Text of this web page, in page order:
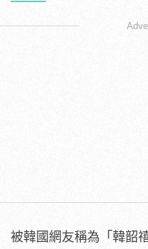
被韓國網友稱為「韓韶